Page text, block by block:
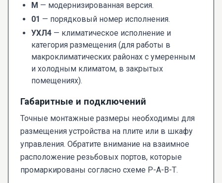
М — модернизированная версия.
01 — порядковый номер исполнения.
УХЛ4 — климатическое исполнение и
категория размещения (для работы в
макроклиматических районах с умеренным
и холодным климатом, в закрытых
помещениях).
Габаритные и подключений
Точные монтажные размеры необходимы для
размещения устройства на плите или в шкафу
управления. Обратите внимание на взаимное
расположение резьбовых портов, которые
промаркированы согласно схеме Р-А-В-Т.